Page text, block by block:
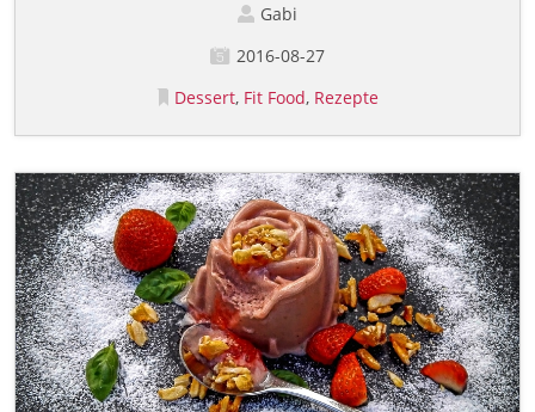
Gabi
2016-08-27
Dessert Fit Food Rezepte